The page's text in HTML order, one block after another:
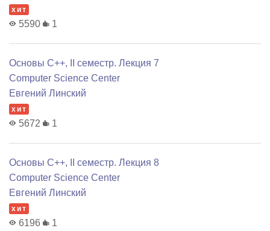
хит
5590 1
Основы C++, II семестр. Лекция 7
Computer Science Center
Евгений Линский
хит
5672 1
Основы C++, II семестр. Лекция 8
Computer Science Center
Евгений Линский
хит
6196 1